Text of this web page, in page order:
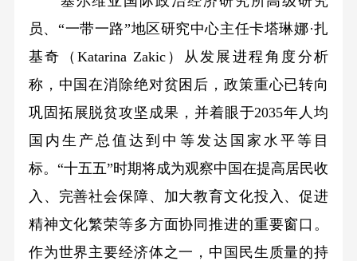
员、“一带一路”地区研究中心主任卡塔琳娜·扎
基奇（Katarina Zakic）从发展进程角度分析
称，中国在消除绝对贫困后，政策重心已转向
巩固拓展脱贫攻坚成果，并着眼于2035年人均
国内生产总值达到中等发达国家水平等目
标。“十五五”时期将成为观察中国在提高居民收
入、完善社会保障、加大教育文化投入、促进
精神文化繁荣等多方面协同推进的重要窗口。
作为世界主要经济体之一，中国民生质量的持